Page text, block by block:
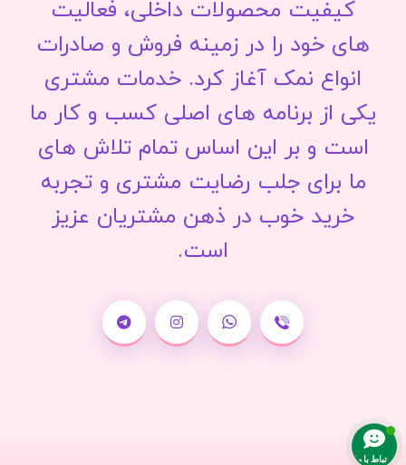
کیفیت محصولات داخلی، فعالیت
های خود را در زمینه فروش و صادرات
انواع نمک آغاز کرد. خدمات مشتری
یکی از برنامه های اصلی کسب و کار ما
است و بر این اساس تمام تلاش های
ما برای جلب رضایت مشتری و تجربه
خرید خوب در ذهن مشتریان عزیز
است.
ارتباط با ما